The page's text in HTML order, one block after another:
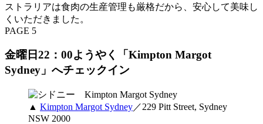
ストラリアは食肉の生産管理も厳格だから、安心して美味し
くいただきました。
PAGE 5
金曜日22：00ようやく「Kimpton Margot
Sydney」へチェックイン
▲ Kimpton Margot Sydney／229 Pitt Street, Sydney
NSW 2000